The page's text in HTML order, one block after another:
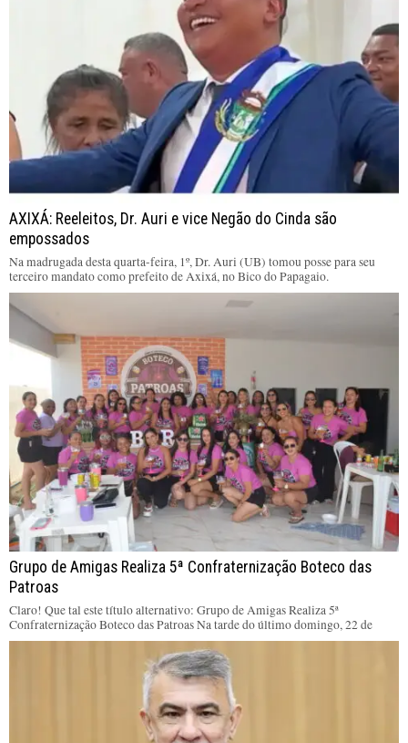
AXIXÁ: Reeleitos, Dr. Auri e vice Negão do Cinda são
empossados
Na madrugada desta quarta-feira, 1º, Dr. Auri (UB) tomou posse para seu
terceiro mandato como prefeito de Axixá, no Bico do Papagaio.
Grupo de Amigas Realiza 5ª Confraternização Boteco das
Patroas
Claro! Que tal este título alternativo: Grupo de Amigas Realiza 5ª
Confraternização Boteco das Patroas Na tarde do último domingo, 22 de